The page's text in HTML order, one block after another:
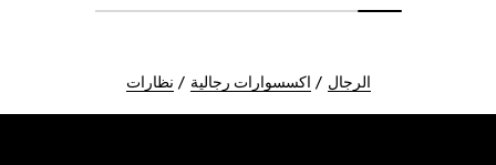
الرجال اكسسوارات رجالية نظارات